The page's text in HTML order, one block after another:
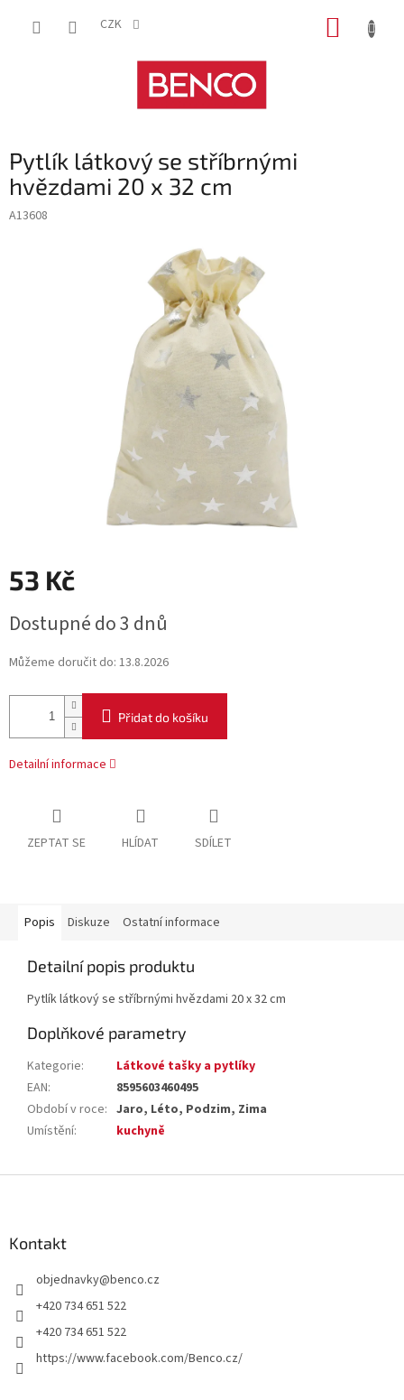
CZK
Pytlík látkový se stříbrnými
hvězdami 20 x 32 cm
A13608
53 Kč
cena:
Dostupné do 3 dnů
Můžeme doručit do: 13.8.2026
Přidat do košíku
Detailní informace
ZEPTAT SE HLÍDAT SDÍLET
Popis Diskuze Ostatní informace
Detailní popis produktu
Pytlík látkový se stříbrnými hvězdami 20 x 32 cm
Doplňkové parametry
Kategorie:
Látkové tašky a pytlíky
EAN:
8595603460495
Období v roce: Jaro, Léto, Podzim, Zima
Umístění: kuchyně
Kontakt
objednavky@benco.cz
+420 734 651 522
+420 734 651 522
https://www.facebook.com/Benco.cz/